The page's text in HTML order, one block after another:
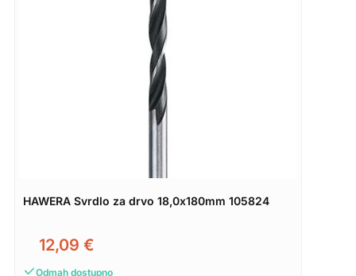
HAWERA Svrdlo za drvo 18,0x180mm 105824
12,09 €
Odmah dostupno